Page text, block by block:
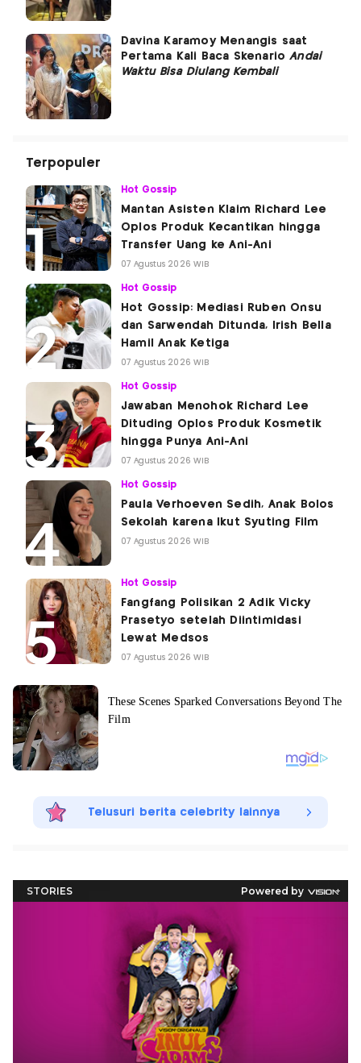
Davina Karamoy Menangis saat
Pertama Kali Baca SkenarioAndai
Waktu Bisa Diulang Kembali
Terpopuler
Hot Gossip
Mantan Asisten Klaim Richard Lee
Oplos Produk Kecantikan hingga
Transfer Uang ke Ani-Ani
07 Agustus 2026 WIB
Hot Gossip
Hot Gossip: Mediasi Ruben Onsu
dan Sarwendah Ditunda, Irish Bella
Hamil Anak Ketiga
07 Agustus 2026 WIB
Hot Gossip
Jawaban Menohok Richard Lee
Dituding Oplos Produk Kosmetik
hingga Punya Ani-Ani
07 Agustus 2026 WIB
Hot Gossip
Paula Verhoeven Sedih, Anak Bolos
Sekolah karena Ikut Syuting Film
07 Agustus 2026 WIB
Hot Gossip
Fangfang Polisikan 2 Adik Vicky
Prasetyo setelah Diintimidasi
Lewat Medsos
07 Agustus 2026 WIB
Telusuri berita celebrity lainnya